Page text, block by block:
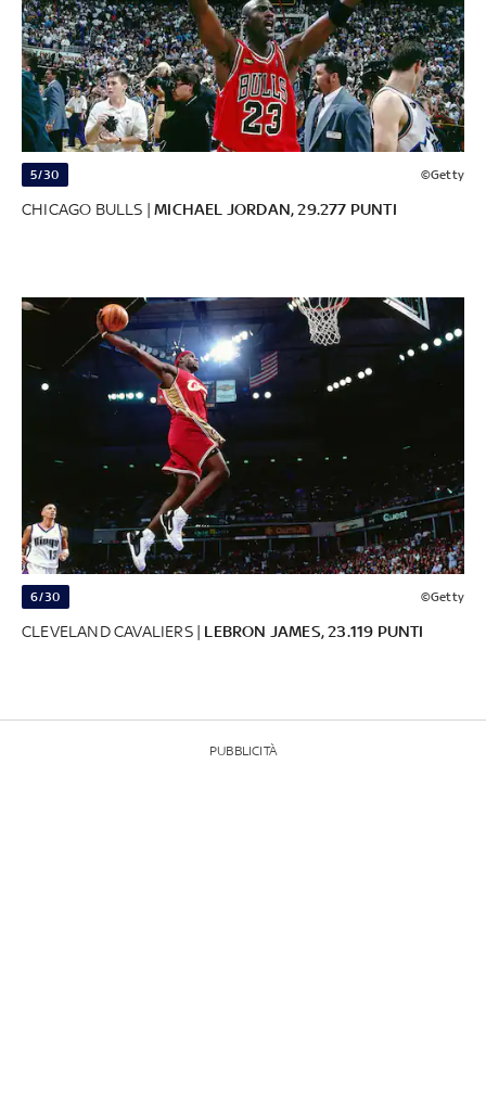
5/30 ©Getty
CHICAGO BULLS |MICHAEL JORDAN, 29.277 PUNTI
6/30 ©Getty
CLEVELAND CAVALIERS | LEBRON JAMES, 23.119 PUNTI
PUBBLICITÀ